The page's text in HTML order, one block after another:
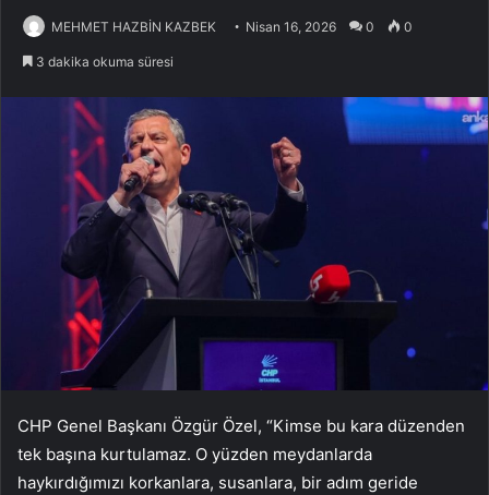
MEHMET HAZBİN KAZBEK Nisan 16, 2026 0 0
3 dakika okuma süresi
CHP Genel Başkanı Özgür Özel, “Kimse bu kara düzenden
tek başına kurtulamaz. O yüzden meydanlarda
haykırdığımızı korkanlara, susanlara, bir adım geride